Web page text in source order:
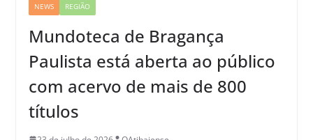
NEWS REGIÃO
Mundoteca de Bragança
Paulista está aberta ao público
com acervo de mais de 800
títulos